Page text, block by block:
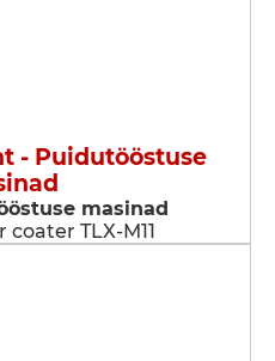
- Puidutööstuse
masinad
TLX-M11